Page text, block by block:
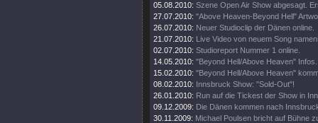
05.08.2010: Szene Open Air Show abgesagt.
27.07.2010: "Above Heaven-Beyond Hell"
26.07.2010: Neuer Studioclip der Dänen online.
21.07.2010: Live Video von neuem Song
02.07.2010: Studioreport Nummer 1 online.
14.05.2010: "Beyond Hell/Above Heaven"
15.02.2010: "Beyond Hell/Above Heaven"
08.02.2010: Innsbruck Show: "Sold-Out"!
26.01.2010: Run auf die Tickest der Show in
09.12.2009: Die Dänen kommen nach
30.11.2009: Michael Poulsen bricht auf Bühne